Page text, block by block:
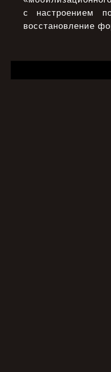
с настроением
восстановление